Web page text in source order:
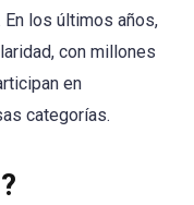
En los últimos años,
con millones
en
categorías.